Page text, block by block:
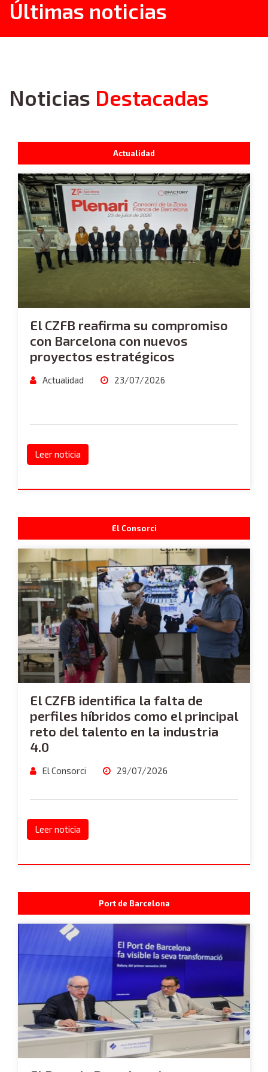
Últimas noticias
Noticias Destacadas
Actualidad
El CZFB reafirma su compromiso
con Barcelona con nuevos
proyectos estratégicos
Actualidad 23/07/2026
Leer noticia
El Consorci
El CZFB identifica la falta de
perfiles híbridos como el principal
reto del talento en la industria
4.0
El Consorci 29/07/2026
Leer noticia
Port de Barcelona